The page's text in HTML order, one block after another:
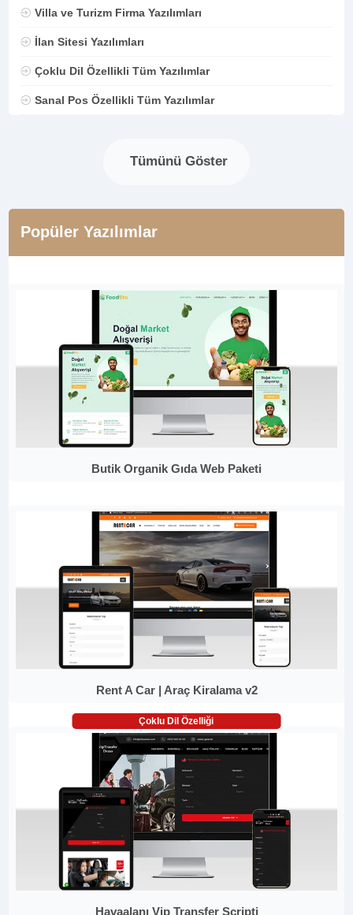
Villa ve Turizm Firma Yazılımları
İlan Sitesi Yazılımları
Çoklu Dil Özellikli Tüm Yazılımlar
Sanal Pos Özellikli Tüm Yazılımlar
Tümünü Göster
Popüler Yazılımlar
Butik Organik Gıda Web Paketi
Rent A Car | Araç Kiralama v2
Çoklu Dil Özelliği
Havaalanı Vip Transfer Scripti